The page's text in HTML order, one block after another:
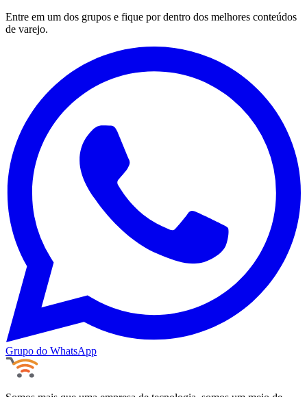
Entre em um dos grupos e fique por dentro dos melhores conteúdos
de varejo.
Grupo do WhatsApp